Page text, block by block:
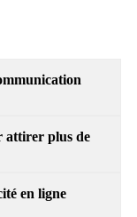
attirer plus de
en ligne